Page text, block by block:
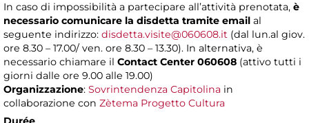
In caso di impossibilità a partecipare all’attività prenotata, è
necessario comunicare la disdetta tramite email al
seguente indirizzo: disdetta.visite@060608.it (dal lun.al giov.
ore 8.30 – 17.00/ ven. ore 8.30 – 13.30). In alternativa, è
necessario chiamare il Contact Center 060608 (attivo tutti i
giorni dalle ore 9.00 alle 19.00)
Organizzazione: Sovrintendenza Capitolina in
collaborazione con Zètema Progetto Cultura